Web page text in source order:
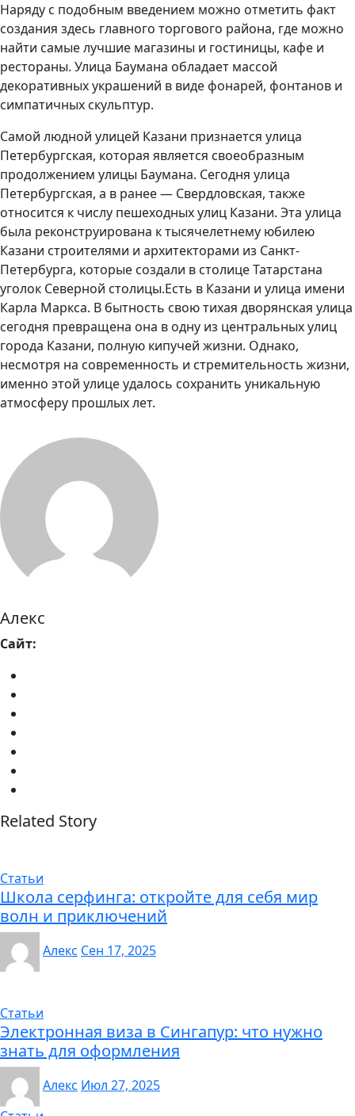
Наряду с подобным введением можно отметить факт
создания здесь главного торгового района, где можно
найти самые лучшие магазины и гостиницы, кафе и
рестораны. Улица Баумана обладает массой
декоративных украшений в виде фонарей, фонтанов и
симпатичных скульптур.
Самой людной улицей Казани признается улица
Петербургская, которая является своеобразным
продолжением улицы Баумана. Сегодня улица
Петербургская, а в ранее — Свердловская, также
относится к числу пешеходных улиц Казани. Эта улица
была реконструирована к тысячелетнему юбилею
Казани строителями и архитекторами из Санкт-
Петербурга, которые создали в столице Татарстана
уголок Северной столицы.Есть в Казани и улица имени
Карла Маркса. В бытность свою тихая дворянская улица
сегодня превращена она в одну из центральных улиц
города Казани, полную кипучей жизни. Однако,
несмотря на современность и стремительность жизни,
именно этой улице удалось сохранить уникальную
атмосферу прошлых лет.
Алекс
Сайт:
Related Story
Статьи
Школа серфинга: откройте для себя мир
волн и приключений
Алекс Сен 17, 2025
Статьи
Электронная виза в Сингапур: что нужно
знать для оформления
Алекс Июл 27, 2025